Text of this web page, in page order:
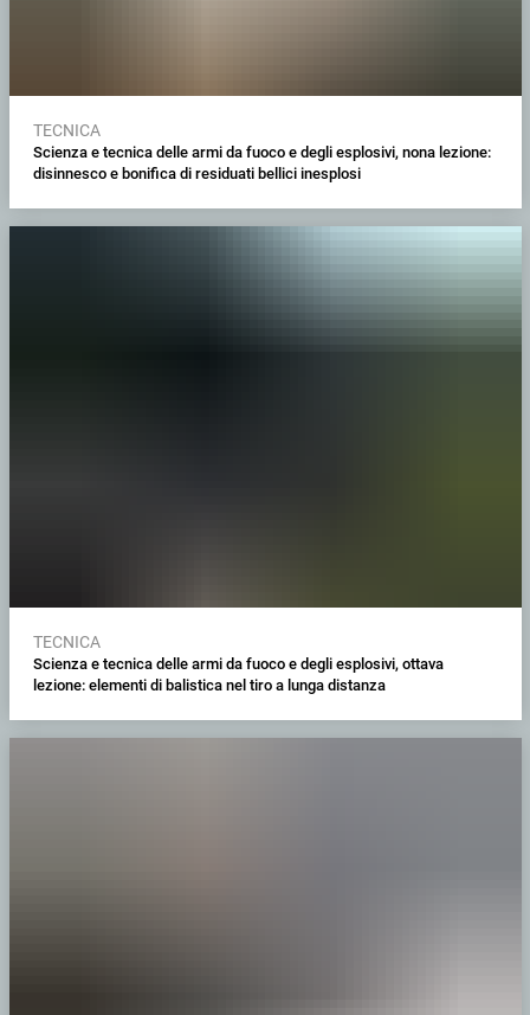
TECNICA
Scienza e tecnica delle armi da fuoco e degli esplosivi, nona lezione:
disinnesco e bonifica di residuati bellici inesplosi
TECNICA
Scienza e tecnica delle armi da fuoco e degli esplosivi, ottava
lezione: elementi di balistica nel tiro a lunga distanza